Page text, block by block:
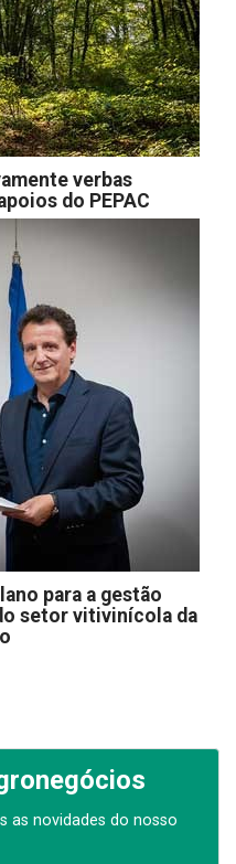
verbas
do PEPAC
para a gestão
setor vitivinícola da
as novidades do nosso